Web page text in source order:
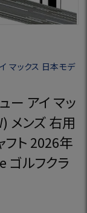
マックス 日本モデ
ー アイ マッ
メンズ 右用
フト 2026年
ルフクラ